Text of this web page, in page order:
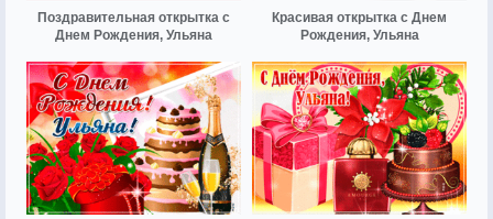
Поздравительная открытка с
Днем Рождения, Ульяна
Красивая открытка с Днем
Рождения, Ульяна